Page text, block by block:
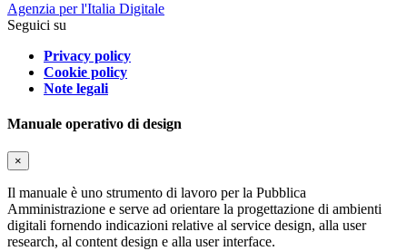
Agenzia per l'Italia Digitale
Seguici su
Privacy policy
Cookie policy
Note legali
Manuale operativo di design
×
Il manuale è uno strumento di lavoro per la Pubblica
Amministrazione e serve ad orientare la progettazione di ambienti
digitali fornendo indicazioni relative al service design, alla user
research, al content design e alla user interface.